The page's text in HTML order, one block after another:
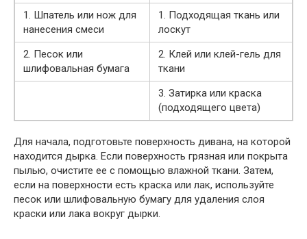
1. Шпатель или нож для
нанесения смеси
1. Подходящая ткань или
лоскут
2. Песок или
шлифовальная бумага
2. Клей или клей-гель для
ткани
3. Затирка или краска
(подходящего цвета)
Для начала, подготовьте поверхность дивана, на которой
находится дырка. Если поверхность грязная или покрыта
пылью, очистите ее с помощью влажной ткани. Затем,
если на поверхности есть краска или лак, используйте
песок или шлифовальную бумагу для удаления слоя
краски или лака вокруг дырки.